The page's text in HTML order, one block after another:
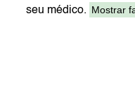
seu médico. Mostrar